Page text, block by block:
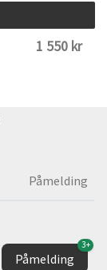
1 550 kr
Påmelding
Påmelding
3+